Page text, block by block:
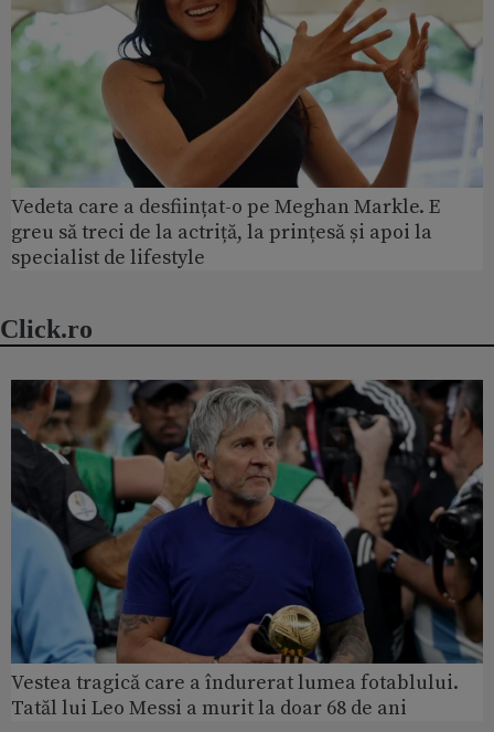
Vedeta care a desființat-o pe Meghan Markle. E
greu să treci de la actriță, la prințesă și apoi la
specialist de lifestyle
Click.ro
Vestea tragică care a îndurerat lumea fotablului.
Tatăl lui Leo Messi a murit la doar 68 de ani